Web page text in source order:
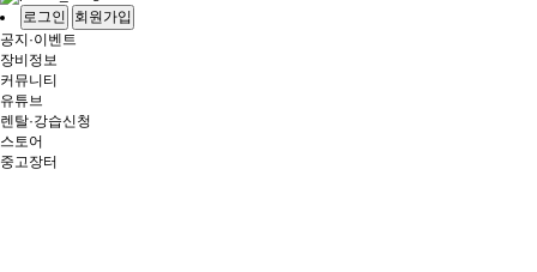
로그인
회원가입
공지·이벤트
장비정보
커뮤니티
유튜브
렌탈·강습신청
스토어
중고장터